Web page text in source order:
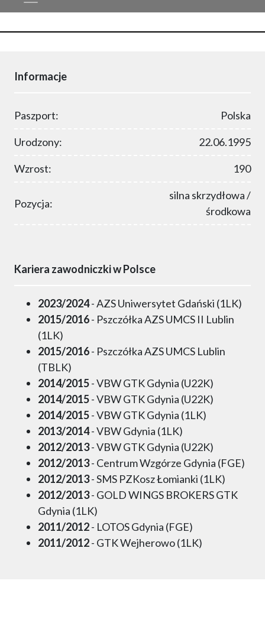
Informacje
Paszport: Polska
Urodzony: 22.06.1995
Wzrost: 190
Pozycja:
silna skrzydłowa /
środkowa
Kariera zawodniczki w Polsce
2023/2024- AZS Uniwersytet Gdański (1LK)
2015/2016- Pszczółka AZS UMCS II Lublin
(1LK)
2015/2016- Pszczółka AZS UMCS Lublin
(TBLK)
2014/2015- VBW GTK Gdynia (U22K)
2014/2015- VBW GTK Gdynia (U22K)
2014/2015- VBW GTK Gdynia (1LK)
2013/2014- VBW Gdynia (1LK)
2012/2013- VBW GTK Gdynia (U22K)
2012/2013- Centrum Wzgórze Gdynia (FGE)
2012/2013- SMS PZKosz Łomianki (1LK)
2012/2013- GOLD WINGS BROKERS GTK
Gdynia (1LK)
2011/2012- LOTOS Gdynia (FGE)
2011/2012- GTK Wejherowo (1LK)